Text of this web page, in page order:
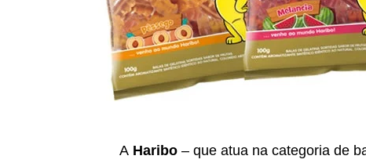
A Haribo – que atua na categoria de